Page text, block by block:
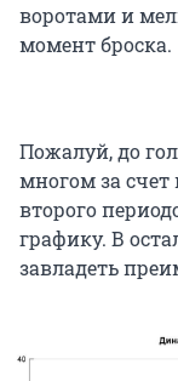
воротами и
момент броска.
Пожалуй, до
многом за
второго
графику. В
завладеть